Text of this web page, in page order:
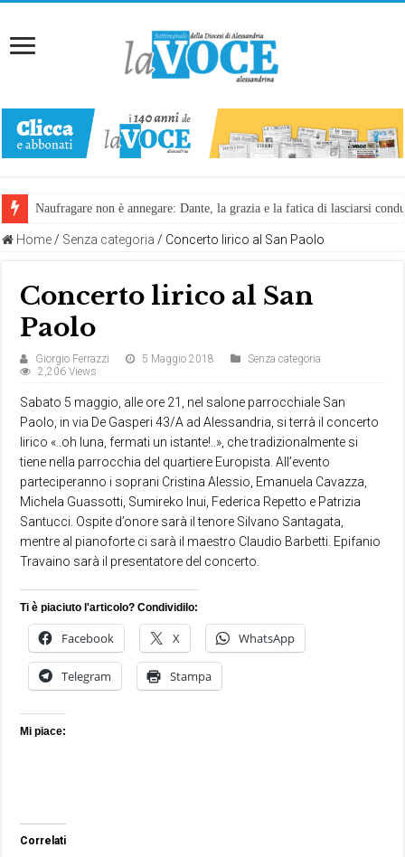
Naufragare non è annegare: Dante, la grazia e la fatica di lasciarsi
Home / Senza categoria / Concerto lirico al San Paolo
Concerto lirico al San
Paolo
Giorgio Ferrazzi 5 Maggio 2018
Senza categoria
2,206 Views
Sabato 5 maggio, alle ore 21, nel salone parrocchiale San
Paolo, in via De Gasperi 43/A ad Alessandria, si terrà il concerto
lirico «..oh luna, fermati un istante!..», che tradizionalmente si
tiene nella parrocchia del quartiere Europista. All’evento
parteciperanno i soprani Cristina Alessio, Emanuela Cavazza,
Michela Guassotti, Sumireko Inui, Federica Repetto e Patrizia
Santucci. Ospite d’onore sarà il tenore Silvano Santagata,
mentre al pianoforte ci sarà il maestro Claudio Barbetti. Epifanio
Travaino sarà il presentatore del concerto.
Ti è piaciuto l'articolo? Condividilo:
Facebook X WhatsApp
Telegram Stampa
Mi piace:
Correlati